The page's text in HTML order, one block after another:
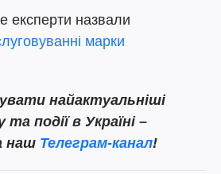
експерти назвали
марки
найактуальніші
події в Україні –
наш Телеграм-канал!